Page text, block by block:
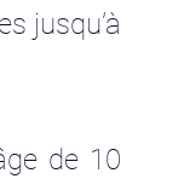
jusqu’à
de 10